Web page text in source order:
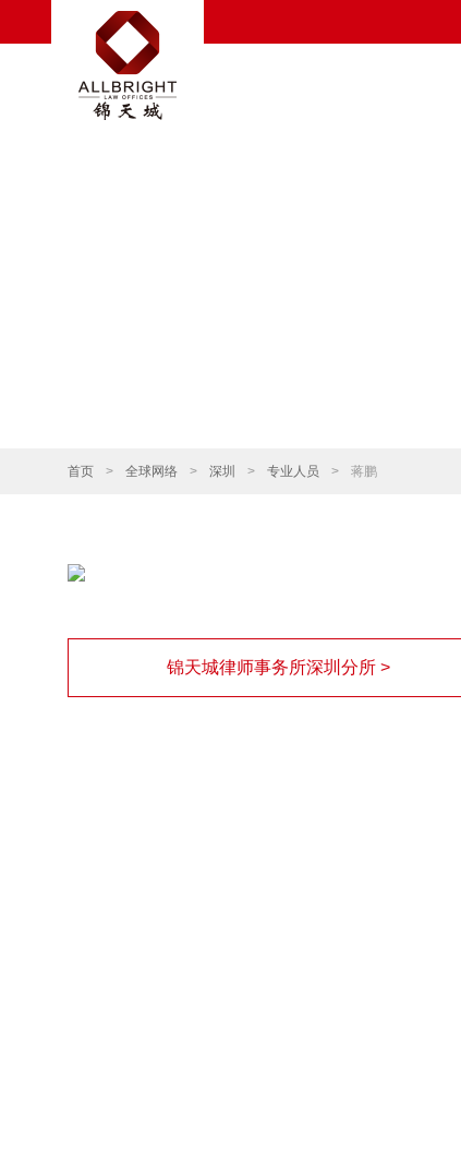
首页 > 全球网络 > 深圳 > 专业人员 > 蒋鹏
锦天城律师事务所深圳分所 >